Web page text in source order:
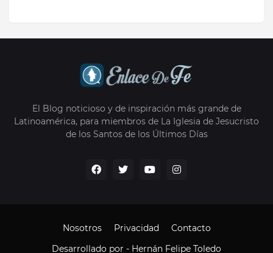
El Blog noticioso y de inspiración más grande de
Latinoamérica, para miembros de La Iglesia de Jesucristo
de los Santos de los Últimos Días
Desarrollado por - Hernán Felipe Toledo
Nosotros Privacidad Contacto